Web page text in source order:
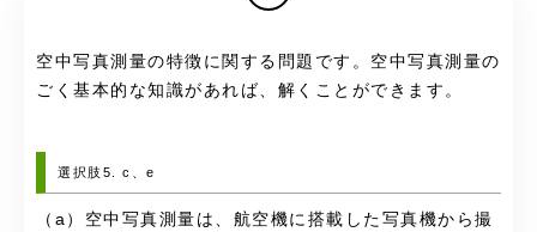
空中写真測量の特徴に関する問題です。空中写真測量の
ごく基本的な知識があれば、解くことができます。
選択肢5. c、e
（a）空中写真測量は、航空機に搭載した写真機から撮